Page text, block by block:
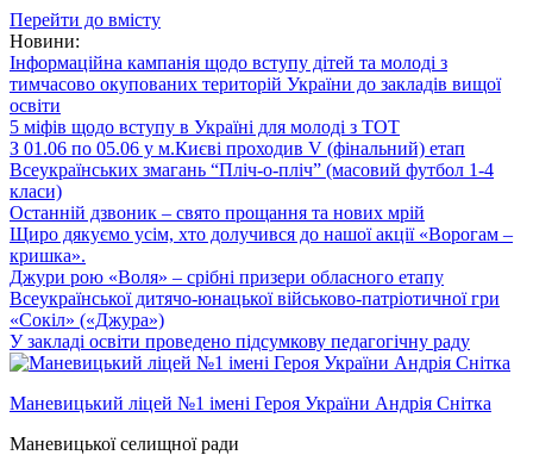
Перейти до вмісту
Новини:
Інформаційна кампанія щодо вступу дітей та молоді з
тимчасово окупованих територій України до закладів вищої
освіти
5 міфів щодо вступу в Україні для молоді з ТОТ
З 01.06 по 05.06 у м.Києві проходив V (фінальний) етап
Всеукраїнських змагань “Пліч-о-пліч” (масовий футбол 1-4
класи)
Останній дзвоник – свято прощання та нових мрій
Щиро дякуємо усім, хто долучився до нашої акції «Ворогам –
кришка».
Джури рою «Воля» – срібні призери обласного етапу
Всеукраїнської дитячо-юнацької військово-патріотичної гри
«Сокіл» («Джура»)
У закладі освіти проведено підсумкову педагогічну раду
Маневицький ліцей №1 імені Героя України Андрія Снітка
Маневицької селищної ради